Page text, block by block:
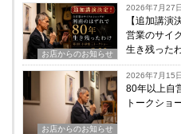
お店からのお知らせ
2026年7月27日
【追加講演
営業のサイ
生き残った
お店からのお知らせ
2026年7月15日
80年以上自
トークショ